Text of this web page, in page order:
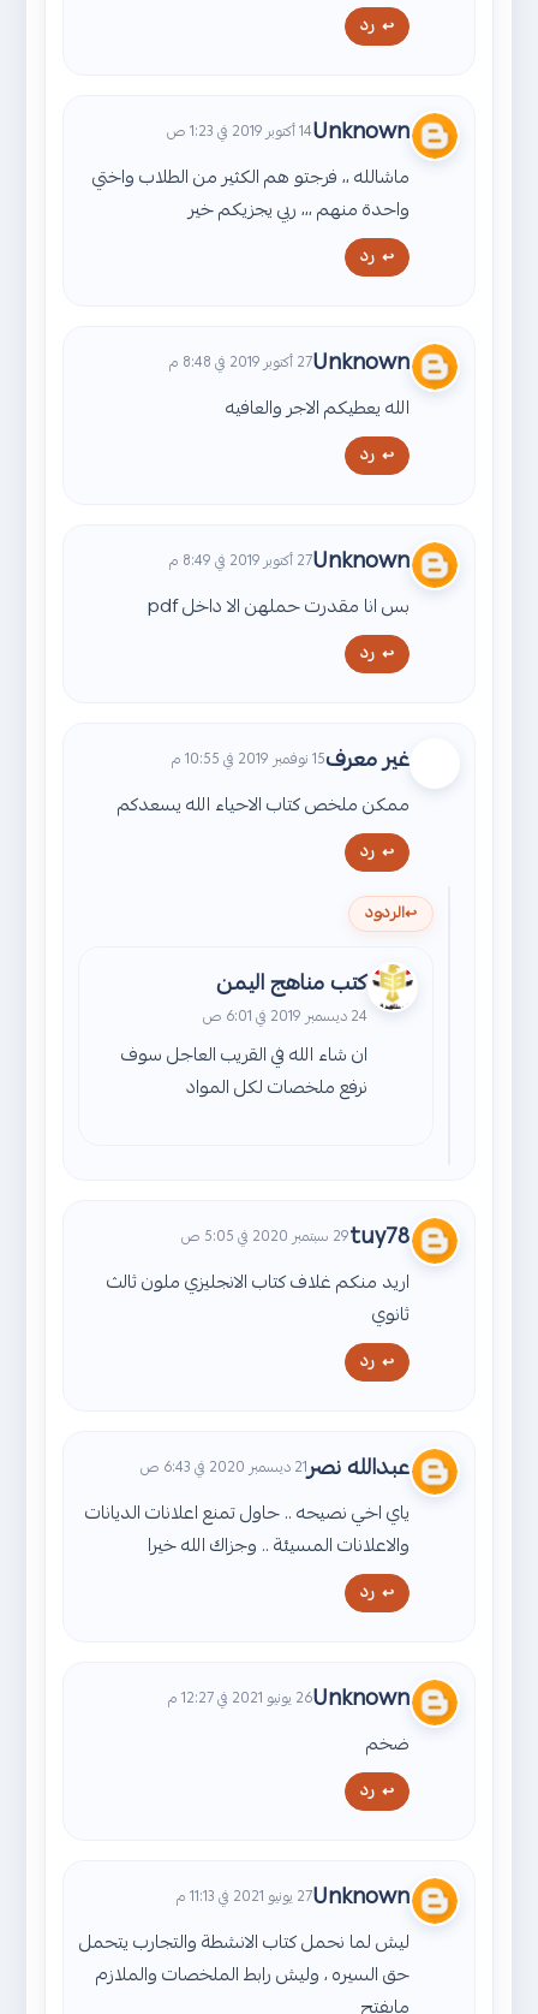
رد
Unknown14 أكتوبر 2019 في 1:23 ص
ماشالله ،، فرجتو هم الكثير من الطلاب واختي
واحدة منهم ،،، ربي يجزيكم خير
رد
Unknown27 أكتوبر 2019 في 8:48 م
الله يعطيكم الاجر والعافيه
رد
Unknown27 أكتوبر 2019 في 8:49 م
بس انا مقدرت حملهن الا داخل pdf
رد
غير معرف15 نوفمبر 2019 في 10:55 م
ممكن ملخص كتاب الاحياء الله يسعدكم
رد
الردود
كتب مناهج اليمن
24 ديسمبر 2019 في 6:01 ص
ان شاء الله في القريب العاجل سوف
نرفع ملخصات لكل المواد
tuy7829 سبتمبر 2020 في 5:05 ص
اريد منكم غلاف كتاب الانجليزي ملون ثالث
ثانوي
رد
عبدالله نصر21 ديسمبر 2020 في 6:43 ص
ياي اخي نصيحه .. حاول تمنع اعلانات الديانات
والاعلانات المسيئة .. وجزاك الله خيرا
رد
Unknown26 يونيو 2021 في 12:27 م
ضخم
رد
Unknown27 يونيو 2021 في 11:13 م
ليش لما نحمل كتاب الانشطة والتجارب يتحمل
حق السيره ، وليش رابط الملخصات والملازم
مايفتح